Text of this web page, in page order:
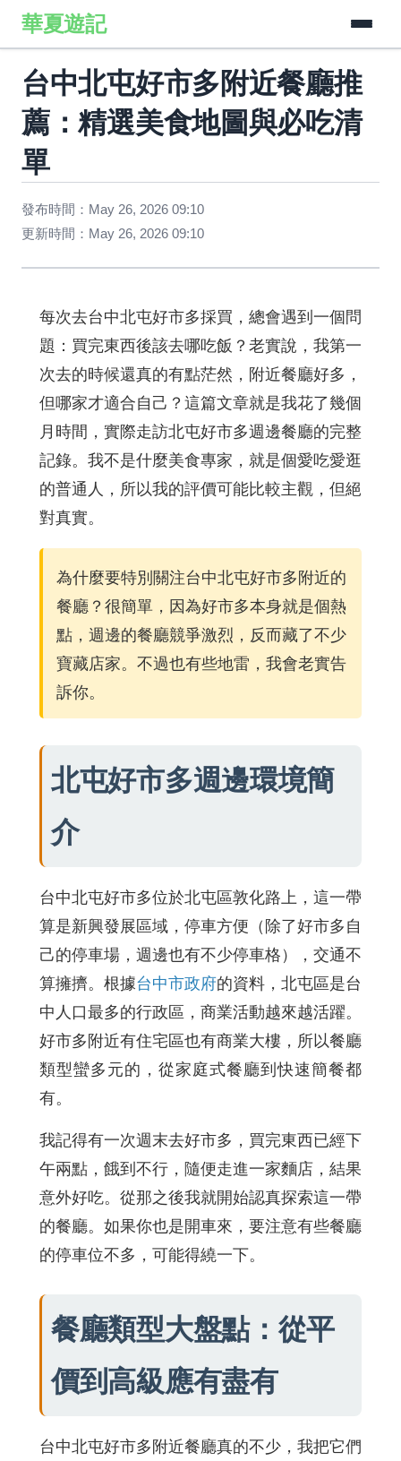
華夏遊記
台中北屯好市多附近餐廳推
薦：精選美食地圖與必吃清
單
發布時間：May 26, 2026 09:10
更新時間：May 26, 2026 09:10
每次去台中北屯好市多採買，總會遇到一個問
題：買完東西後該去哪吃飯？老實說，我第一
次去的時候還真的有點茫然，附近餐廳好多，
但哪家才適合自己？這篇文章就是我花了幾個
月時間，實際走訪北屯好市多週邊餐廳的完整
記錄。我不是什麼美食專家，就是個愛吃愛逛
的普通人，所以我的評價可能比較主觀，但絕
對真實。
為什麼要特別關注台中北屯好市多附近的
餐廳？很簡單，因為好市多本身就是個熱
點，週邊的餐廳競爭激烈，反而藏了不少
寶藏店家。不過也有些地雷，我會老實告
訴你。
北屯好市多週邊環境簡
介
台中北屯好市多位於北屯區敦化路上，這一帶
算是新興發展區域，停車方便（除了好市多自
己的停車場，週邊也有不少停車格），交通不
算擁擠。根據台中市政府的資料，北屯區是台
中人口最多的行政區，商業活動越來越活躍。
好市多附近有住宅區也有商業大樓，所以餐廳
類型蠻多元的，從家庭式餐廳到快速簡餐都
有。
我記得有一次週末去好市多，買完東西已經下
午兩點，餓到不行，隨便走進一家麵店，結果
意外好吃。從那之後我就開始認真探索這一帶
的餐廳。如果你也是開車來，要注意有些餐廳
的停車位不多，可能得繞一下。
餐廳類型大盤點：從平
價到高級應有盡有
台中北屯好市多附近餐廳真的不少，我把它們